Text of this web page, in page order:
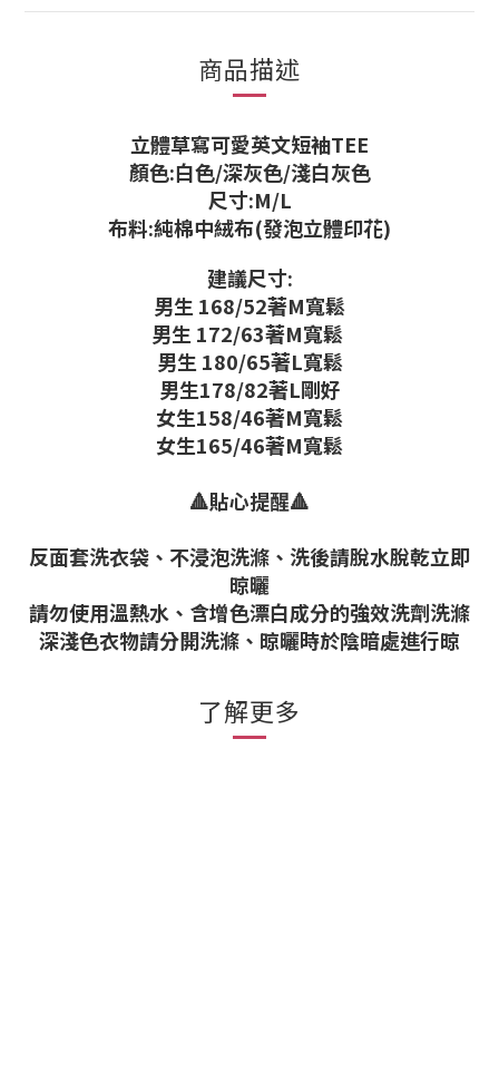
商品描述
立體草寫可愛英文短袖TEE
顏色:白色/深灰色/淺白灰色
尺寸:M/L
布料:純棉中絨布(發泡立體印花)
建議尺寸:
男生 168/52著M寬鬆
男生 172/63著M寬鬆
男生 180/65著L寬鬆
男生178/82著L剛好
女生158/46著M寬鬆
女生165/46著M寬鬆
🔺貼心提醒🔺
反面套洗衣袋、不浸泡洗滌、洗後請脫水脫乾立即
晾曬
請勿使用溫熱水、含增色漂白成分的強效洗劑洗滌
深淺色衣物請分開洗滌、晾曬時於陰暗處進行晾
了解更多